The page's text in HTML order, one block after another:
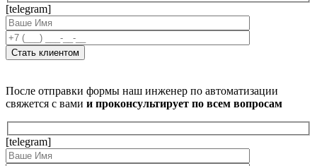
[telegram]
После отправки формы наш инженер по автоматизации
свяжется с вами и проконсультирует по всем вопросам
[telegram]